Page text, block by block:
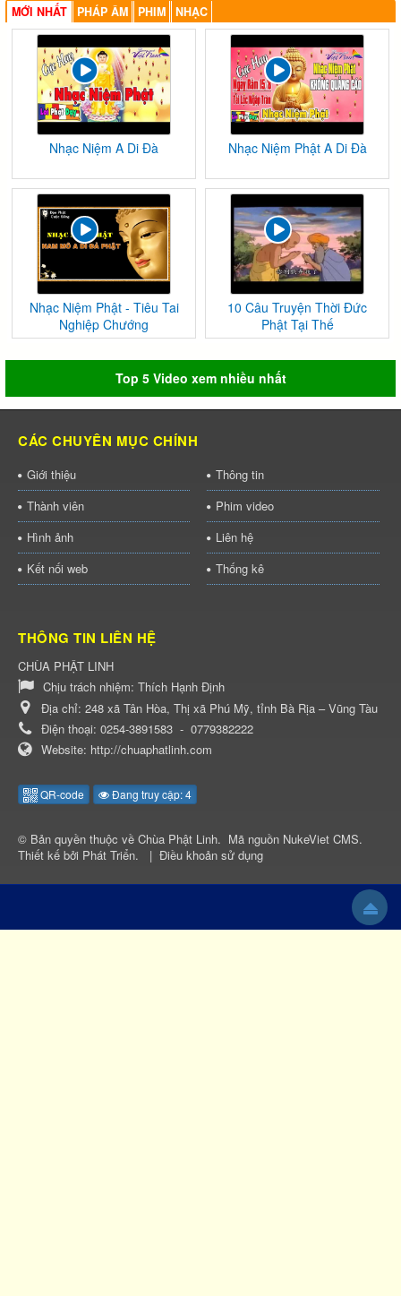
MỚI NHẤT PHÁP ÂM PHIM NHẠC
Nhạc Niệm A Di Đà Nhạc Niệm Phật A Di Đà
Nhạc Niệm Phật - Tiêu Tai
Nghiệp Chướng
10 Câu Truyện Thời Đức
Phật Tại Thế
Top 5 Video xem nhiều nhất
CÁC CHUYÊN MỤC CHÍNH
Giới thiệu
Thông tin
Thành viên
Phim video
Hình ảnh
Liên hệ
Kết nối web
Thống kê
THÔNG TIN LIÊN HỆ
CHÙA PHẬT LINH
Chịu trách nhiệm: Thích Hạnh Định
Địa chỉ: 248 xã Tân Hòa, Thị xã Phú Mỹ, tỉnh Bà Rịa – Vũng Tàu
Điện thoại: 0254-3891583 - 0779382222
Website: http://chuaphatlinh.com
QR-code Đang truy cập: 4
© Bản quyền thuộc về Chùa Phật Linh. Mã nguồn NukeViet CMS.
Thiết kế bởi Phát Triển. | Điều khoản sử dụng